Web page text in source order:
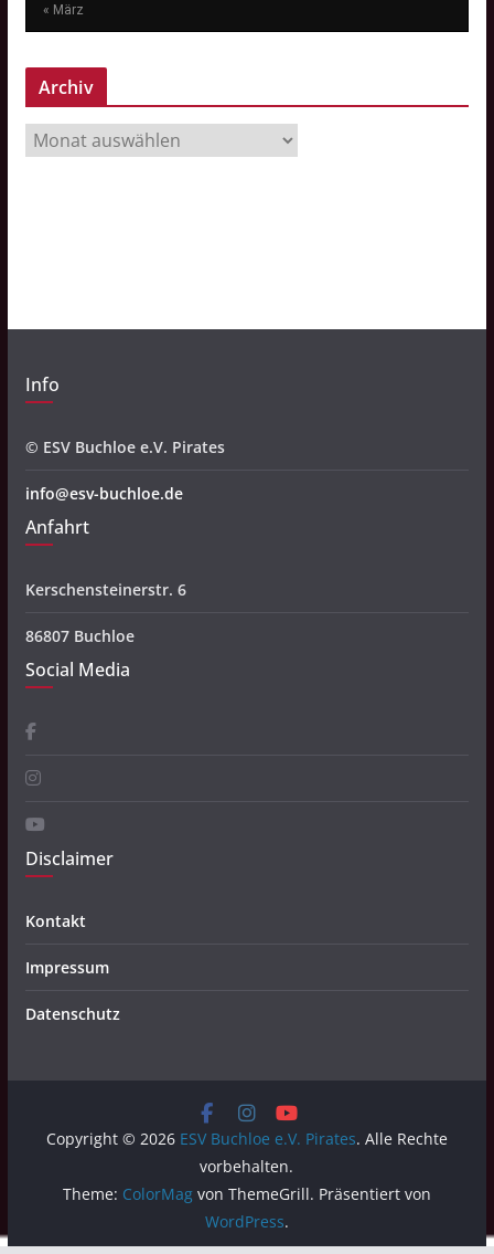
« März
Archiv
r
Info
© ESV Buchloe e.V. Pirates
info@esv-buchloe.de
Anfahrt
Kerschensteinerstr. 6
86807 Buchloe
Social Media
Disclaimer
Kontakt
Impressum
Datenschutz
Copyright © 2026 ESV Buchloe e.V. Pirates. Alle Rechte
vorbehalten.
Theme: ColorMagvon ThemeGrill. Präsentiert von
WordPress.